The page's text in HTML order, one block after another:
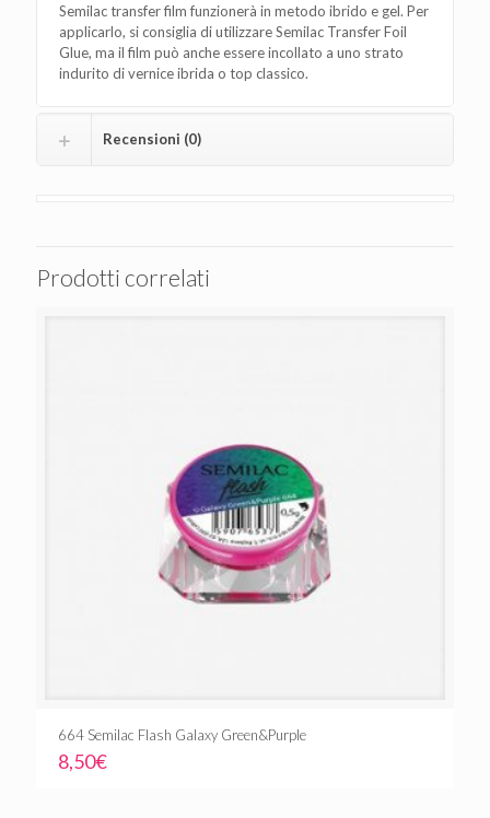
Semilac transfer film funzionerà in metodo ibrido e gel. Per
applicarlo, si consiglia di utilizzare Semilac Transfer Foil
Glue, ma il film può anche essere incollato a uno strato
indurito di vernice ibrida o top classico.
Recensioni (0)
Prodotti correlati
664 Semilac Flash Galaxy Green&Purple
8,50€